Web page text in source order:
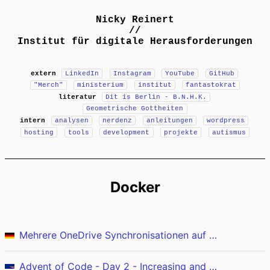
Nicky Reinert
//
Institut für digitale Herausforderungen
extern LinkedIn Instagram YouTube
GitHub
"Merch"
ministerium institut
fantastokrat
literatur
Dit is Berlin - B.N.H.K.
Geometrische Gottheiten
intern
analysen nerdenz anleitungen
wordpress
hosting
tools development projekte autismus
Docker
Mehrere OneDrive Synchronisationen auf einem System
Advent of Code - Day 2 - Increasing and decreasing (Rust)